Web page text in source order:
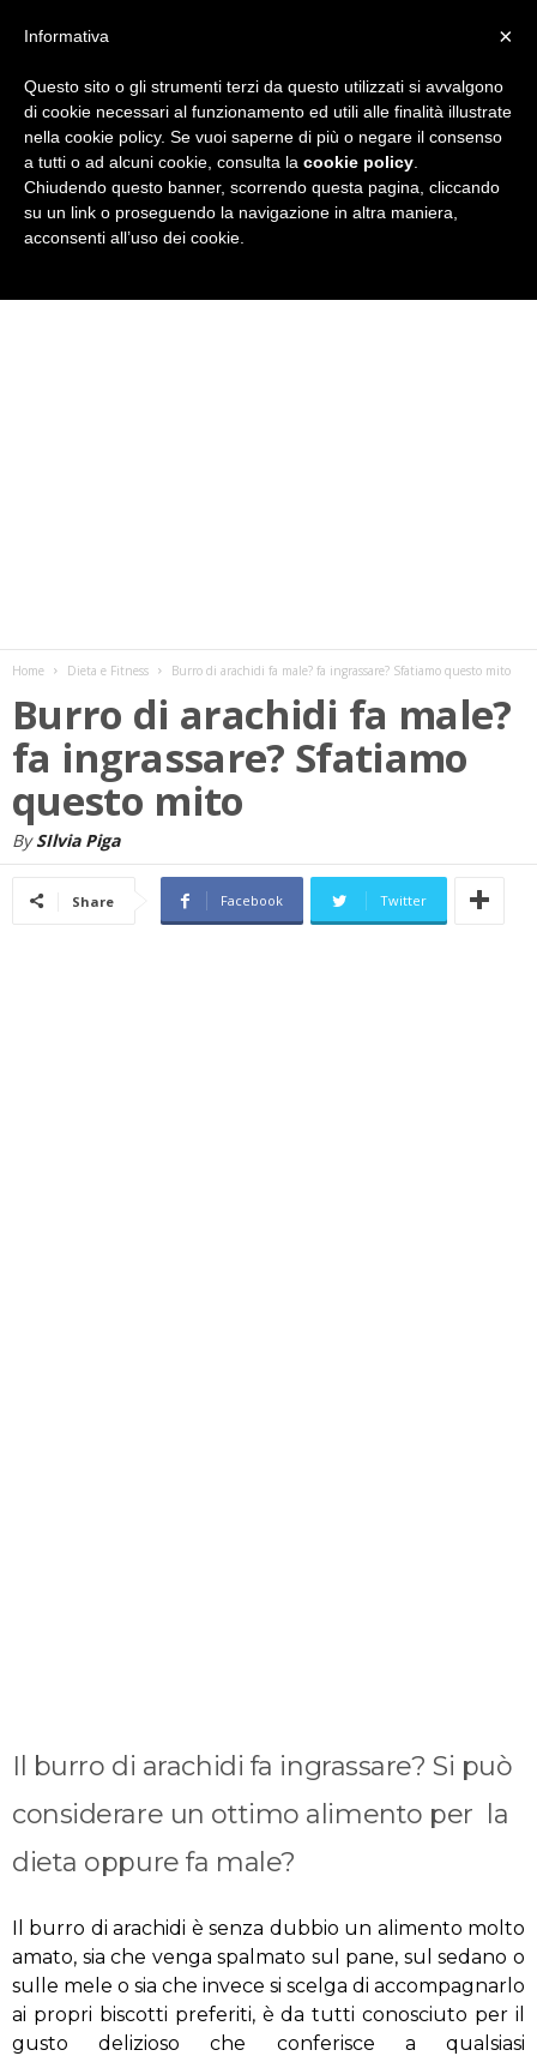
i
Home Dieta e Fitness Burro di arachidi fa male? fa ingrassare? Sfatiamo questo mito
Burro di arachidi fa male?
fa ingrassare? Sfatiamo
questo mito
By SIlvia Piga
Share Facebook Twitter
Il burro di arachidi fa ingrassare? Si può
considerare un ottimo alimento per la
dieta oppure fa male?
Il burro di arachidi è senza dubbio un alimento molto
amato, sia che venga spalmato sul pane, sul sedano o
sulle mele o sia che invece si scelga di accompagnarlo
ai propri biscotti preferiti, è da tutti conosciuto per il
gusto delizioso che conferisce a qualsiasi
×
Informativa
Questo sito o gli strumenti terzi da questo utilizzati si avvalgono
di cookie necessari al funzionamento ed utili alle finalità illustrate
nella cookie policy. Se vuoi saperne di più o negare il consenso
a tutti o ad alcuni cookie, consulta la cookie policy
Chiudendo questo banner, scorrendo questa pagina, cliccando
su un link o proseguendo la navigazione in altra maniera,
acconsenti all’uso dei cookie.